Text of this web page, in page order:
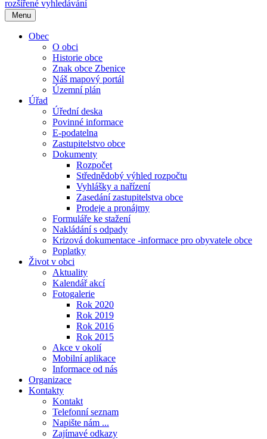
rozšířené vyhledávání
Menu
Obec
O obci
Historie obce
Znak obce Zbenice
Náš mapový portál
Územní plán
Úřad
Úřední deska
Povinné informace
E-podatelna
Zastupitelstvo obce
Dokumenty
Rozpočet
Střednědobý výhled rozpočtu
Vyhlášky a nařízení
Zasedání zastupitelstva obce
Prodeje a pronájmy
Formuláře ke stažení
Nakládání s odpady
Krizová dokumentace -informace pro obyvatele obce
Poplatky
Život v obci
Aktuality
Kalendář akcí
Fotogalerie
Rok 2020
Rok 2019
Rok 2016
Rok 2015
Akce v okolí
Mobilní aplikace
Informace od nás
Organizace
Kontakty
Kontakt
Telefonní seznam
Napište nám ...
Zajímavé odkazy